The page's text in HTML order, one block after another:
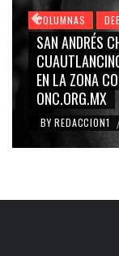
COLUMNAS
SAN ANDRÉS
EN LA ZONA
ONC.ORG.MX
BY REDACCION1 /